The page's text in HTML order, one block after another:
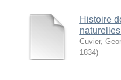
Histoire
Cuvier,
1834)